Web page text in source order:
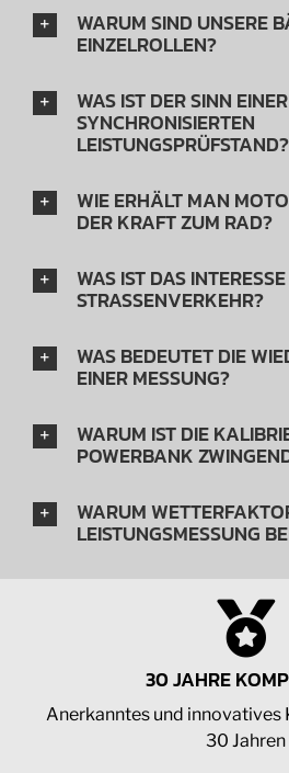
WARUM SIND UNSERE
EINZELROLLEN?
WAS IST DER SINN EINER
SYNCHRONISIERTEN
LEISTUNGSPRÜFSTAND?
WIE ERHÄLT MAN
DER KRAFT ZUM RAD?
WAS IST DAS
STRASSENVERKEHR?
WAS BEDEUTET DIE
EINER MESSUNG?
WARUM IST DIE
POWERBANK
WARUM
LEISTUNGSMESSUNG
30 JAHRE
Anerkanntes und innovatives
30 Jahren